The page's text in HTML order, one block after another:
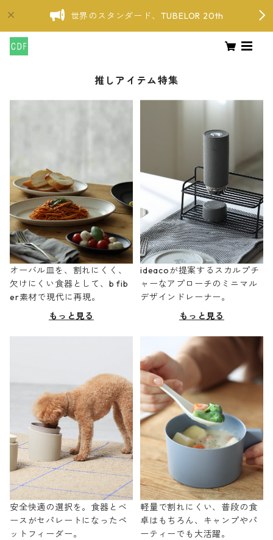
世界のスタンダード、TUBELOR 20th
推しアイテム特集
オーバル皿を、割れにくく、
欠けにくい食器として、b fib
er素材で現代に再現。
もっと見る
ideacoが提案するスカルプチ
ャーなアプローチのミニマル
デザインドレーナー。
もっと見る
安全快適の選択を。食器とベ
ースがセパレートになったペ
ットフィーダー。
軽量で割れにくい、普段の食
卓はもちろん、キャンプやパ
ーティーでも大活躍。